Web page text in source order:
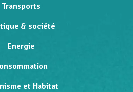
Transports
& société
Energie
et Habitat